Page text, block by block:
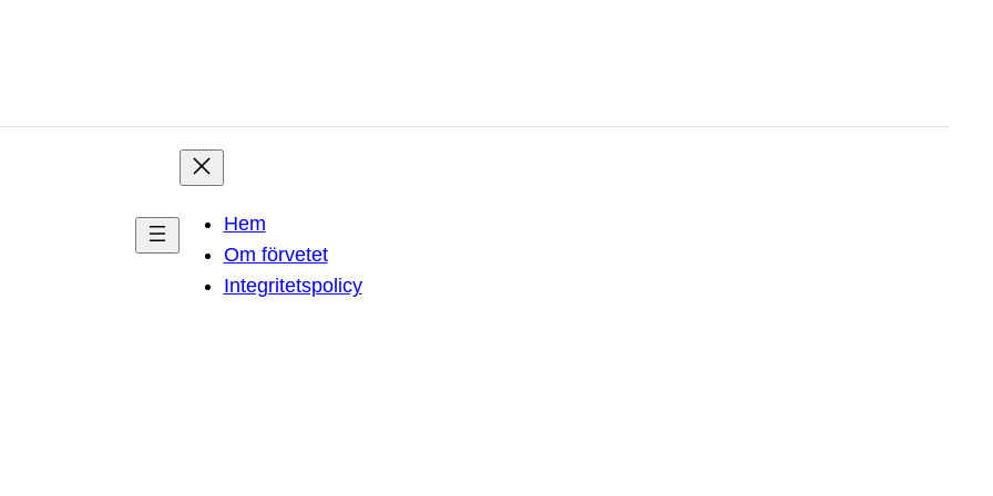
Hem
Om förvetet
Integritetspolicy